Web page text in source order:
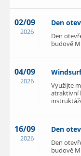
02/09
2026
Den
Den
budově
04/09
2026
Využijte
atraktivní
16/09
2026
Den
Den
budově